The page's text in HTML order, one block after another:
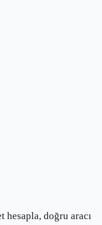
hesapla, doğru aracı